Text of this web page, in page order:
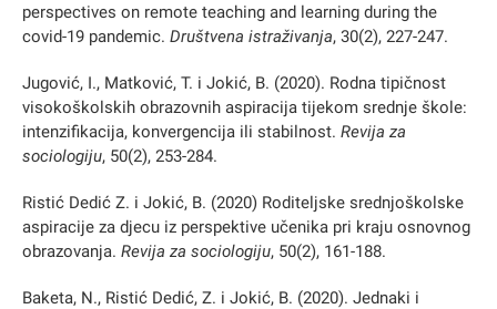
perspectives on remote teaching and learning during the
covid-19 pandemic. Društvena istraživanja, 30(2), 227-247.
Jugović, I., Matković, T. i Jokić, B. (2020). Rodna tipičnost
visokoškolskih obrazovnih aspiracija tijekom srednje škole:
intenzifikacija, konvergencija ili stabilnost. Revija za
sociologiju, 50(2), 253-284.
Ristić Dedić Z. i Jokić, B. (2020) Roditeljske srednjoškolske
aspiracije za djecu iz perspektive učenika pri kraju osnovnog
obrazovanja. Revija za sociologiju, 50(2), 161-188.
Baketa, N., Ristić Dedić, Z. i Jokić, B. (2020). Jednaki i